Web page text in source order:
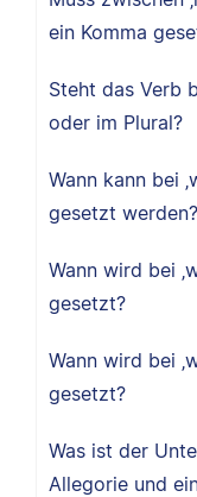
ein Komma
Steht das Verb
oder im Plural?
Wann kann bei
gesetzt werden?
Wann wird bei
gesetzt?
Wann wird bei
gesetzt?
Was ist der
Allegorie und